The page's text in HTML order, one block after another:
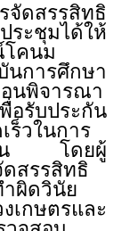
ดสรรสิทธิ
ะชุมได้ให้
คนม
ารศึกษา
นพิจารณา
รับประกัน
ร็วในการ
ชน โดยผู้
สรรสิทธิ
ำผิดวินัย
เกษตรและ